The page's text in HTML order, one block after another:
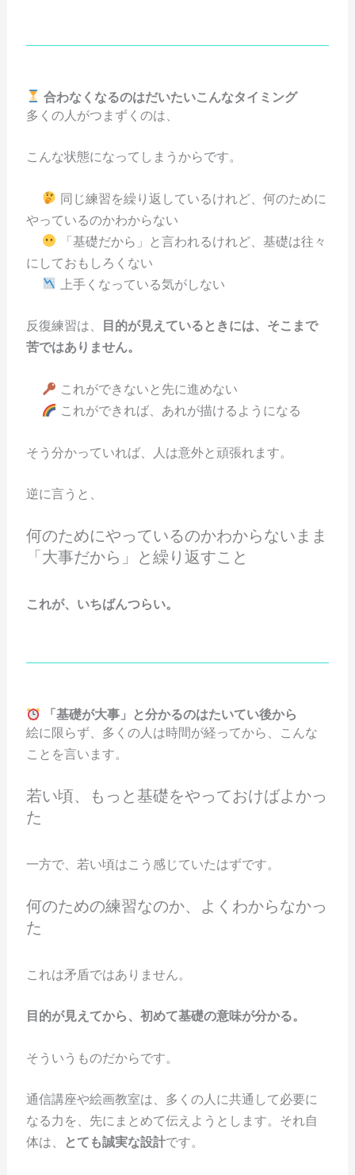
合わなくなるのはだいたいこんなタイミング
多くの人がつまずくのは、
こんな状態になってしまうからです。
同じ練習を繰り返しているけれど、何のために
やっているのかわからない
「基礎だから」と言われるけれど、基礎は往々
にしておもしろくない
上手くなっている気がしない
反復練習は、
目的が見えているときには、そこまで
苦ではありません。
これができないと先に進めない
これができれば、あれが描けるようになる
そう分かっていれば、人は意外と頑張れます。
逆に言うと、
何のためにやっているのかわからないまま
「大事だから」と繰り返すこと
これが、いちばんつらい。
「基礎が大事」と分かるのはたいてい後から
絵に限らず、多くの人は時間が経ってから、こんな
ことを言います。
若い頃、もっと基礎をやっておけばよかっ
た
一方で、若い頃はこう感じていたはずです。
何のための練習なのか、よくわからなかっ
た
これは矛盾ではありません。
目的が見えてから、初めて基礎の意味が分かる。
そういうものだからです。
通信講座や絵画教室は、多くの人に共通して必要に
なる力を、先にまとめて伝えようとします。それ自
体は、
とても誠実な設計です。